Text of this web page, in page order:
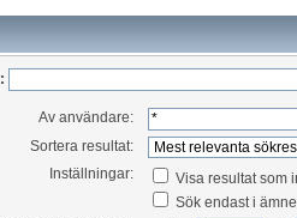
Av användare:
Sortera resultat:
Inställningar:
Visa resultat som
Sök endast i